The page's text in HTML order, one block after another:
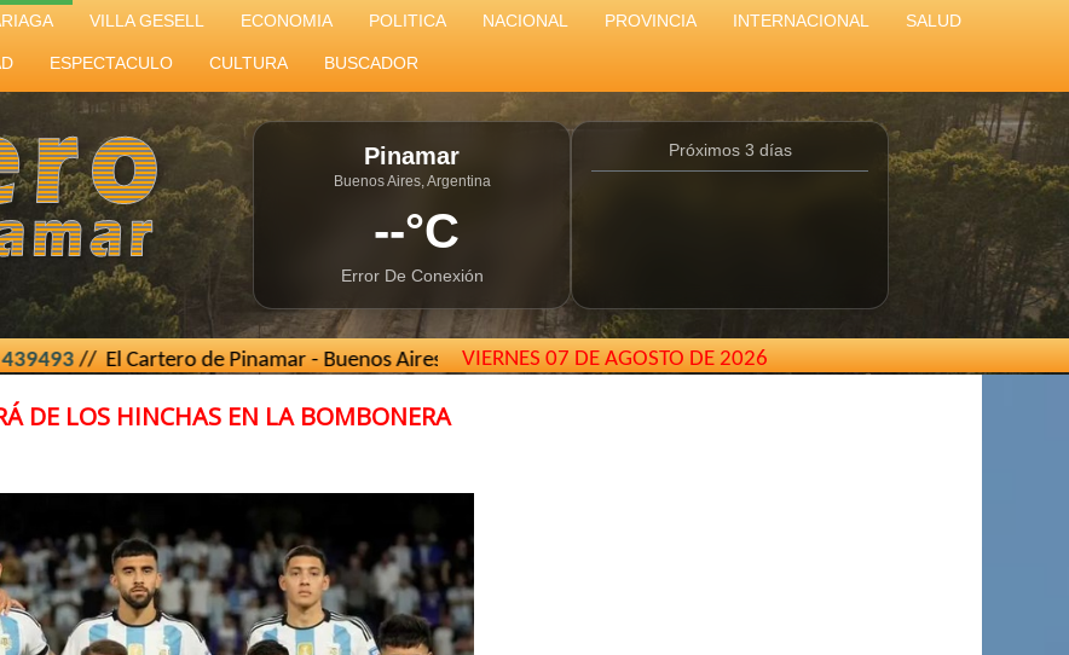
VILLA GESELL ECONOMIA POLITICA NACIONAL PROVINCIA INTERNACIONAL SALUD
ESPECTACULO CULTURA BUSCADOR
Pinamar
Buenos Aires, Argentina
--°C
Error De Conexión
Próximos 3 días
Cartero de Pinamar - Buenos Aires - Argentina //elcarterodepinamar@gmail.com
VIERNES 07 DE AGOSTO DE 2026
DE LOS HINCHAS EN LA BOMBONERA